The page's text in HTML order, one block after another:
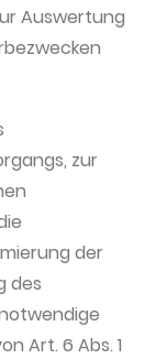
Auswertung
zur
der
des
Art. 6 Abs. 1